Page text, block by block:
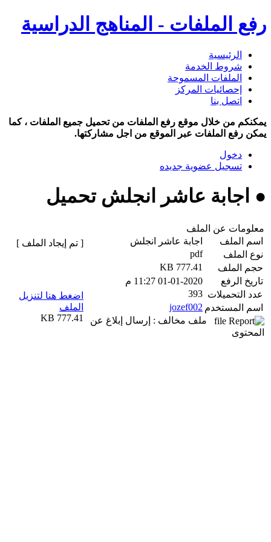
رفع الملفات - المناهج الدراسية
الرئيسية
شروط الخدمة
الملفات المسموحة
إحصائيات المركز
اتصل بنا
يمكنكم من خلال موقع رفع الملفات من تحميل جميع الملفات ، كما
يمكن رفع الملفات عبر الموقع من اجل مشاركتها.
دخول
تسجيل عضوية جديده
● اجابة عاشر انجلش تحميل
معلومات عن الملف
اسم الملف
اجابة عاشر انجلش
نوع الملف
pdf
حجم الملف
777.41 KB
تاريخ الرفع
01-01-2020 11:27 م
عدد التحميلات 393
اسم المستخدم jozef002
ملف مخالف : إرسال إبلاغ عن
المحتوى
[ تم إيجاد الملف ]
اضغط هنا لتنزيل
الملف
777.41 KB